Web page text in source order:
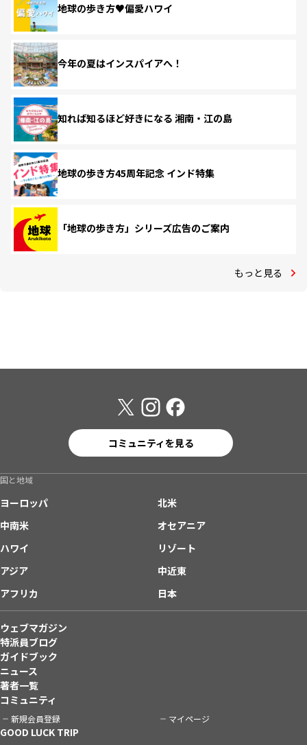
地球の歩き方♥偏愛ハワイ
今年の夏はインスパイアへ！
知れば知るほど好きになる 湘南・江の島
地球の歩き方45周年記念 インド特集
「地球の歩き方」シリーズ広告のご案内
もっと見る
コミュニティを見る
国と地域
ヨーロッパ
北米
中南米
オセアニア
ハワイ
リゾート
アジア
中近東
アフリカ
日本
ウェブマガジン
特派員ブログ
ガイドブック
ニュース
著者一覧
コミュニティ
新規会員登録 マイページ
GOOD LUCK TRIP